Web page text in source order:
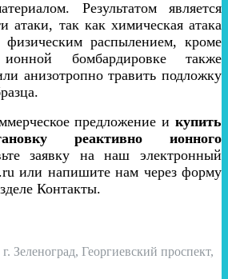
Результатом является
атаки, так как химическая атака
физическим распылением, кроме
бомбардировке также
анизотропно травить подложку
предложение и купить
реактивно ионного
заявку на наш электронный
или напишите нам через форму
Контакты.
Зеленоград, Георгиевский проспект,